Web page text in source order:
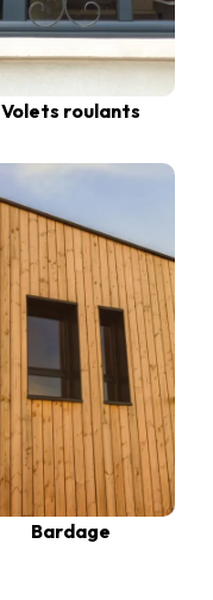
Volets roulants
Bardage